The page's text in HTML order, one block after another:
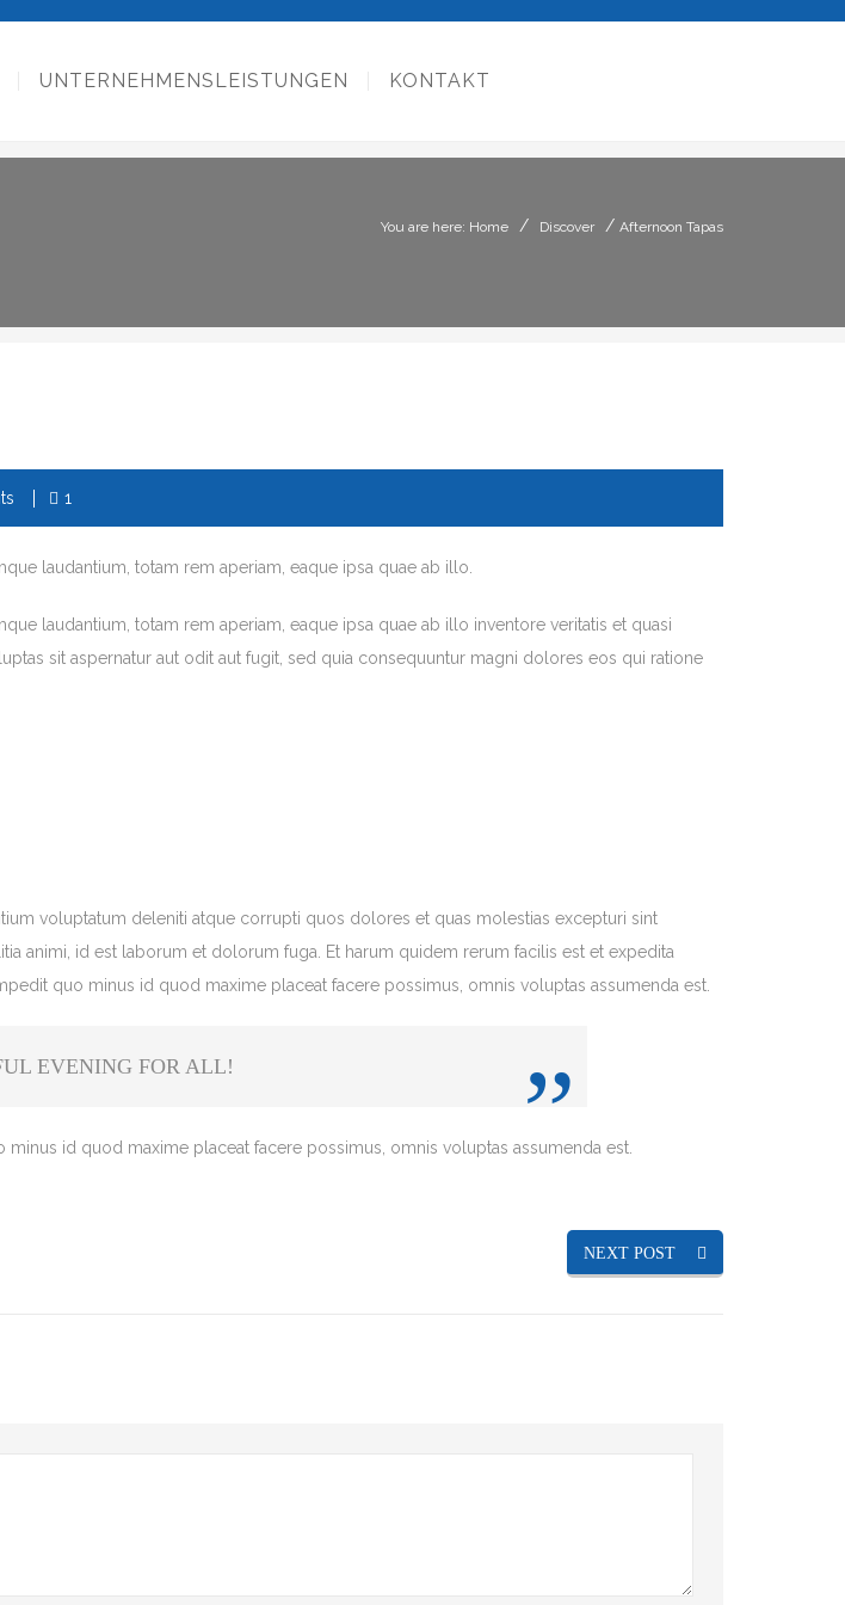
UNTERNEHMENSLEISTUNGEN KONTAKT
You are here: Home / Discover / Afternoon Tapas
1
laudantium, totam rem aperiam, eaque ipsa quae ab illo.
laudantium, totam rem aperiam, eaque ipsa quae ab illo inventore veritatis et quasi
sit aspernatur aut odit aut fugit, sed quia consequuntur magni dolores eos qui ratione
voluptatum deleniti atque corrupti quos dolores et quas molestias excepturi sint
animi, id est laborum et dolorum fuga. Et harum quidem rerum facilis est et expedita
quo minus id quod maxime placeat facere possimus, omnis voluptas assumenda est.
EVENING FOR ALL!
id quod maxime placeat facere possimus, omnis voluptas assumenda est.
NEXT POST